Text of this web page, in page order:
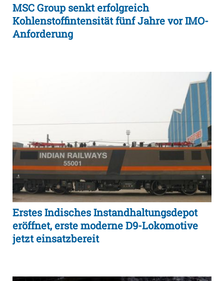
MSC Group senkt erfolgreich
Kohlenstoffintensität fünf Jahre vor IMO-
Anforderung
Erstes Indisches Instandhaltungsdepot
eröffnet, erste moderne D9-Lokomotive
jetzt einsatzbereit